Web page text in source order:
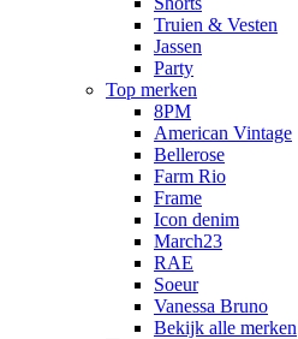
Truien & Vesten
Jassen
Party
Top merken
8PM
American Vintage
Bellerose
Farm Rio
Frame
Icon denim
March23
RAE
Soeur
Vanessa Bruno
Bekijk alle merken